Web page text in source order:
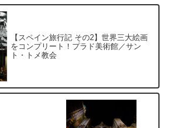
【スペイン旅行記 その2】世界三大絵画
をコンプリート！プラド美術館／サン
ト・トメ教会